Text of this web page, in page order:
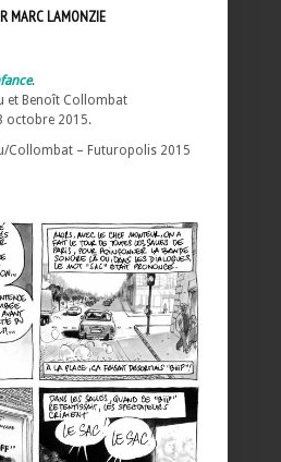
MARC LAMONZIE
.
et Benoît Collombat
octobre 2015.
Collombat – Futuropolis 2015